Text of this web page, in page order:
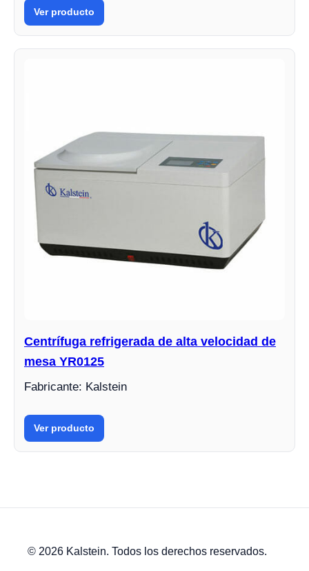
Ver producto
Centrífuga refrigerada de alta velocidad de
mesa YR0125
Fabricante: Kalstein
Ver producto
© 2026 Kalstein. Todos los derechos reservados.